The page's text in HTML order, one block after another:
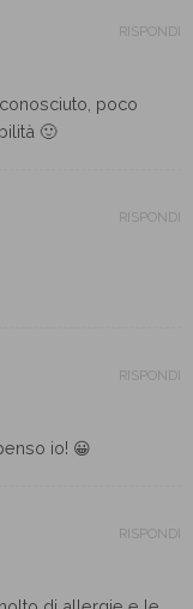
poco
🙂
RISPONDI
RISPONDI
io! 😀
RISPONDI
RISPONDI